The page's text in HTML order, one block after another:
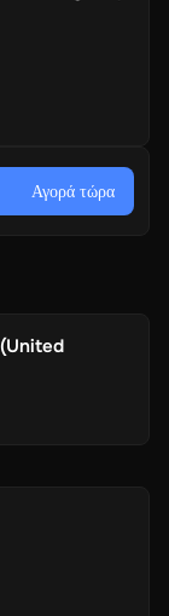
Αγορά τώρα